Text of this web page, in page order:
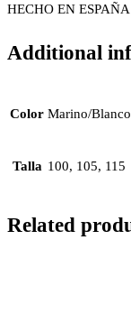
HECHO EN ESPAÑA
Additional
Color Marino/
Talla 100, 105, 115
Related